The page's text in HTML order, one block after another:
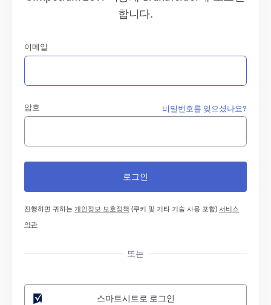
합니다.
이메일
암호 비밀번호를 잊으셨나요?
진행하면 귀하는개인정보 보호정책 (쿠키 및 기타 기술 사용 포함)서비스
약관
또는
스마트시트로 로그인